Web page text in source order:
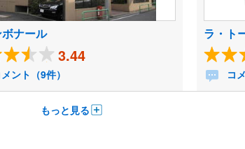
ナール
3.44
ント（9件）
ラ・ト
コ
もっと見る